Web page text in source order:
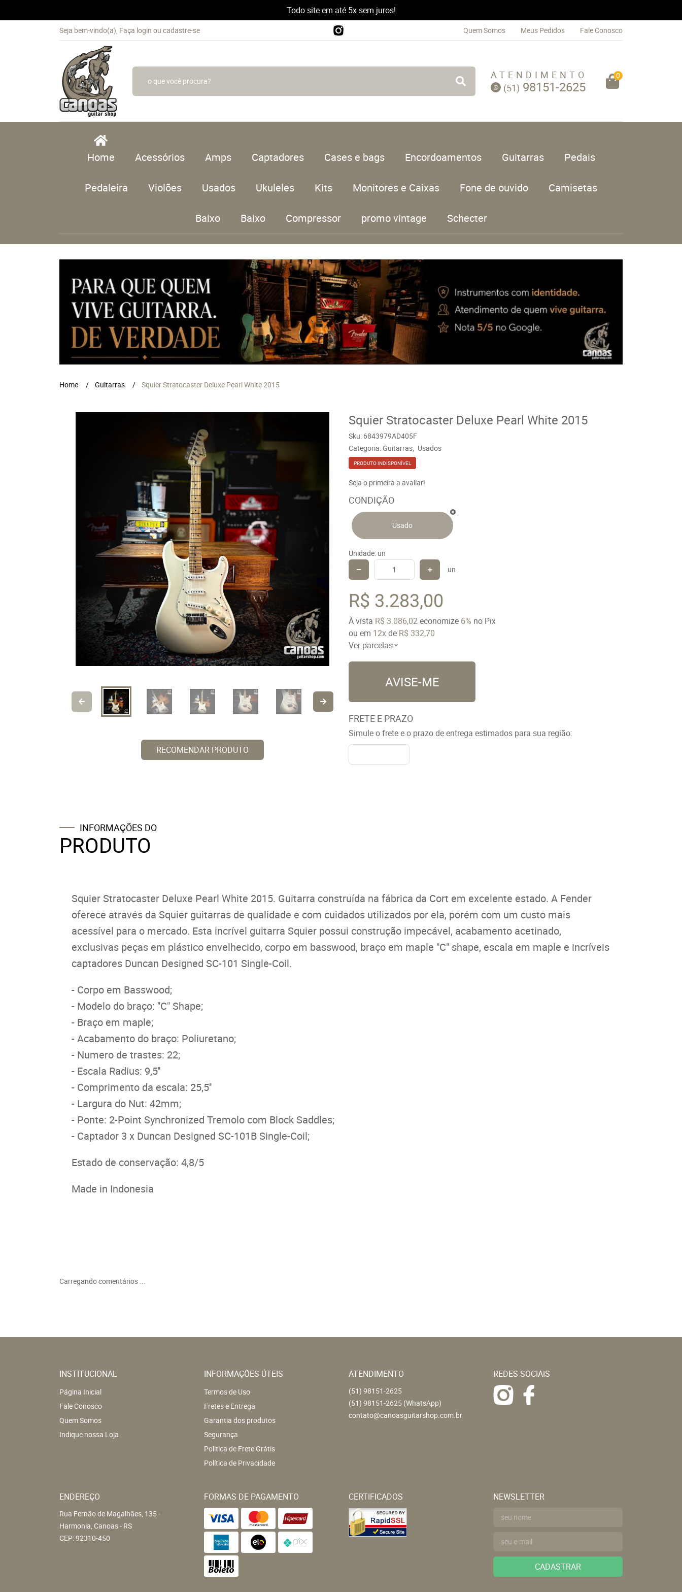
Todo site em até 5x sem juros!
Seja bem-vindo(a), Faça login ou cadastre-se Quem Somos Meus Pedidos Fale Conosco
ATENDIMENTO
(51) 98151-2625
0
Home Acessórios Amps Captadores Cases e bags Encordoamentos Guitarras Pedais
Pedaleira Violões Usados Ukuleles Kits Monitores e Caixas Fone de ouvido Camisetas
Baixo Baixo Compressor promo vintage Schecter
Home Guitarras Squier Stratocaster Deluxe Pearl White 2015
RECOMENDAR PRODUTO
Squier Stratocaster Deluxe Pearl White 2015
Sku: 6843979AD405F
Categoria:Guitarras Usados
PRODUTO INDISPONÍVEL
Seja o primeira a avaliar!
CONDIÇÃO
Usado
Unidade: un
un
R$ 3.283,00
À vista R$ 3.086,02economize 6% no Pix
ou em 12xde R$ 332,70
Ver parcelas
AVISE-ME
FRETE E PRAZO
Simule o frete e o prazo de entrega estimados para sua região:
INFORMAÇÕES DO
PRODUTO
Squier Stratocaster Deluxe Pearl White 2015. Guitarra construída na fábrica da Cort em excelente estado. A Fender
oferece através da Squier guitarras de qualidade e com cuidados utilizados por ela, porém com um custo mais
acessível para o mercado. Esta incrível guitarra Squier possui construção impecável, acabamento acetinado,
exclusivas peças em plástico envelhecido, corpo em basswood, braço em maple "C" shape, escala em maple e incríveis
captadores Duncan Designed SC-101 Single-Coil.
- Corpo em Basswood;
- Modelo do braço: "C" Shape;
- Braço em maple;
- Acabamento do braço: Poliuretano;
- Numero de trastes: 22;
- Escala Radius: 9,5''
- Comprimento da escala: 25,5''
- Largura do Nut: 42mm;
- Ponte: 2-Point Synchronized Tremolo com Block Saddles;
- Captador 3 x Duncan Designed SC-101B Single-Coil;
Estado de conservação: 4,8/5
Made in Indonesia
Carregando comentários ...
INSTITUCIONAL
Página Inicial
Fale Conosco
Quem Somos
Indique nossa Loja
INFORMAÇÕES ÚTEIS
Termos de Uso
Fretes e Entrega
Garantia dos produtos
Segurança
Politica de Frete Grátis
Política de Privacidade
ATENDIMENTO
(51) 98151-2625
(51) 98151-2625 (WhatsApp)
contato@canoasguitarshop.com.br
REDES SOCIAIS
ENDEREÇO
Rua Fernão de Magalhães, 135-
Harmonia, Canoas- RS
CEP: 92310-450
FORMAS DE PAGAMENTO CERTIFICADOS NEWSLETTER
CADASTRAR